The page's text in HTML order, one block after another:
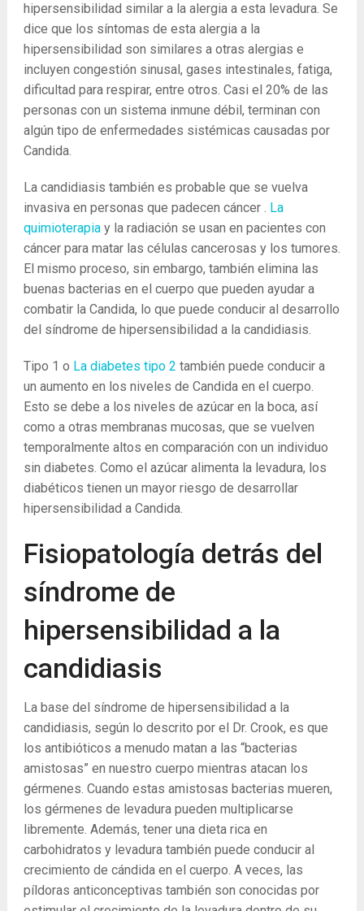
hipersensibilidad similar a la alergia a esta levadura. Se
dice que los síntomas de esta alergia a la
hipersensibilidad son similares a otras alergias e
incluyen congestión sinusal, gases intestinales, fatiga,
dificultad para respirar, entre otros. Casi el 20% de las
personas con un sistema inmune débil, terminan con
algún tipo de enfermedades sistémicas causadas por
Candida.
La candidiasis también es probable que se vuelva
invasiva en personas que padecen cáncer . La
quimioterapia y la radiación se usan en pacientes con
cáncer para matar las células cancerosas y los tumores.
El mismo proceso, sin embargo, también elimina las
buenas bacterias en el cuerpo que pueden ayudar a
combatir la Candida, lo que puede conducir al desarrollo
del síndrome de hipersensibilidad a la candidiasis.
Tipo 1 o La diabetes tipo 2 también puede conducir a
un aumento en los niveles de Candida en el cuerpo.
Esto se debe a los niveles de azúcar en la boca, así
como a otras membranas mucosas, que se vuelven
temporalmente altos en comparación con un individuo
sin diabetes. Como el azúcar alimenta la levadura, los
diabéticos tienen un mayor riesgo de desarrollar
hipersensibilidad a Candida.
Fisiopatología detrás del
síndrome de
hipersensibilidad a la
candidiasis
La base del síndrome de hipersensibilidad a la
candidiasis, según lo descrito por el Dr. Crook, es que
los antibióticos a menudo matan a las “bacterias
amistosas” en nuestro cuerpo mientras atacan los
gérmenes. Cuando estas amistosas bacterias mueren,
los gérmenes de levadura pueden multiplicarse
libremente. Además, tener una dieta rica en
carbohidratos y levadura también puede conducir al
crecimiento de cándida en el cuerpo. A veces, las
píldoras anticonceptivas también son conocidas por